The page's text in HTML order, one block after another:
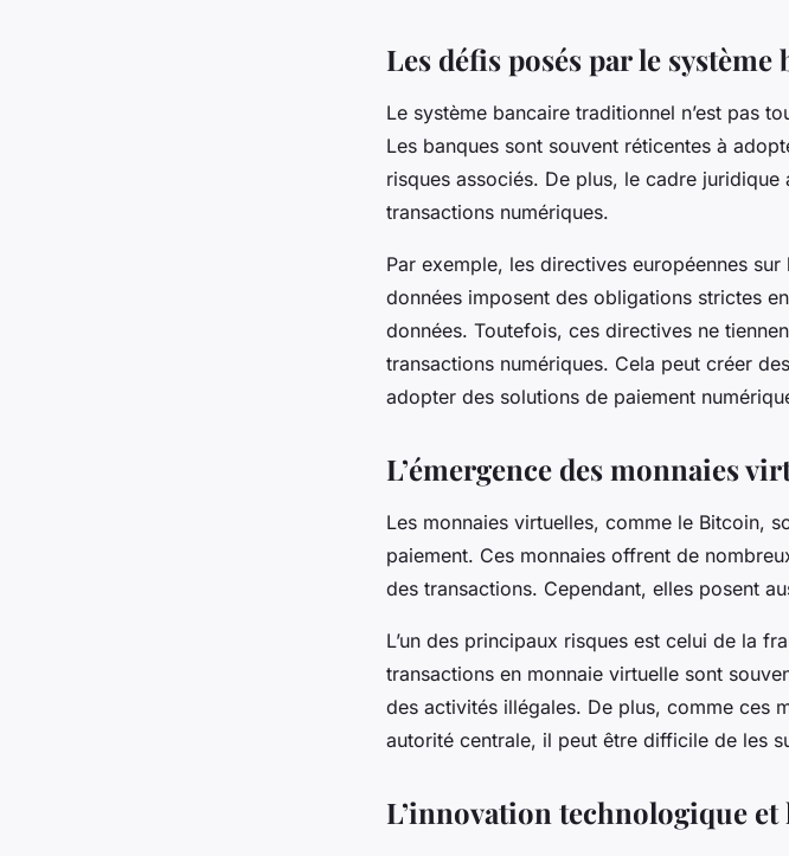
Les défis posés par le
Le système bancaire traditionnel n’est pas
Les banques sont souvent réticentes à
risques associés. De plus, le cadre juridique
transactions numériques.
Par exemple, les directives européennes
données imposent des obligations strictes
données. Toutefois, ces directives ne
transactions numériques. Cela peut créer
adopter des solutions de paiement
L’émergence des monnaies
Les monnaies virtuelles, comme le Bitcoin,
paiement. Ces monnaies offrent de
des transactions. Cependant, elles posent
L’un des principaux risques est celui de la
transactions en monnaie virtuelle sont
des activités illégales. De plus, comme ces
autorité centrale, il peut être difficile de les
L’innovation technologique